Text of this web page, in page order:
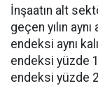
İnşaatın alt
geçen yılın
endeksi aynı
endeksi yüzde
endeksi yüzde